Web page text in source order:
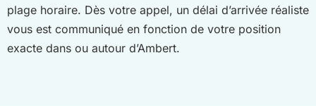
plage horaire. Dès votre appel, un délai d’arrivée réaliste
vous est communiqué en fonction de votre position
exacte dans ou autour d’Ambert.